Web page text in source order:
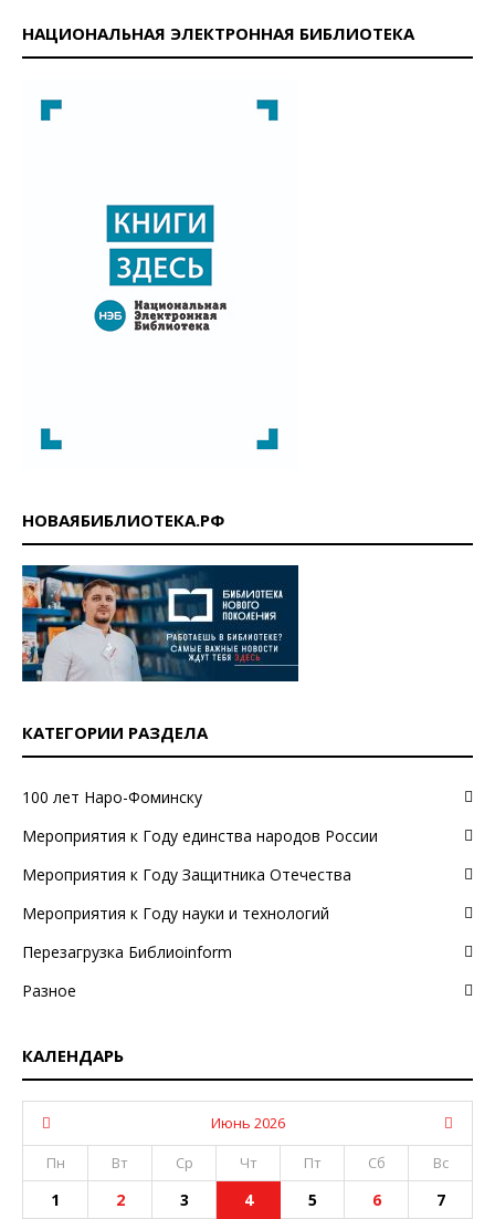
НАЦИОНАЛЬНАЯ ЭЛЕКТРОННАЯ БИБЛИОТЕКА
НОВАЯБИБЛИОТЕКА.РФ
КАТЕГОРИИ РАЗДЕЛА
100 лет Наро-Фоминску
Мероприятия к Году единства народов России
Мероприятия к Году Защитника Отечества
Мероприятия к Году науки и технологий
Перезагрузка Библиоinform
Разное
КАЛЕНДАРЬ
Июнь 2026
Пн
Вт Ср Чт Пт Сб Вс
1 2 3 4 5 6 7